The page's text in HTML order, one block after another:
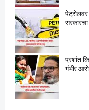
सरकारचा
प्रशांत
गंभीर